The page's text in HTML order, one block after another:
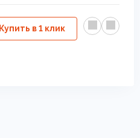
Купить в 1 клик